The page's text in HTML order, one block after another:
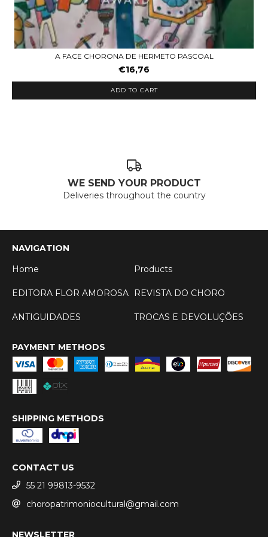
A FACE CHORONA DE HERMETO PASCOAL
€16,76
ADD TO CART
WE SEND YOUR PRODUCT
Deliveries throughout the country
NAVIGATION
Home
Products
EDITORA FLOR AMOROSA REVISTA DO CHORO
ANTIGUIDADES TROCAS E DEVOLUÇÕES
PAYMENT METHODS
SHIPPING METHODS
CONTACT US
55 21 99813-9532
choropatrimoniocultural@gmail.com
NEWSLETTER